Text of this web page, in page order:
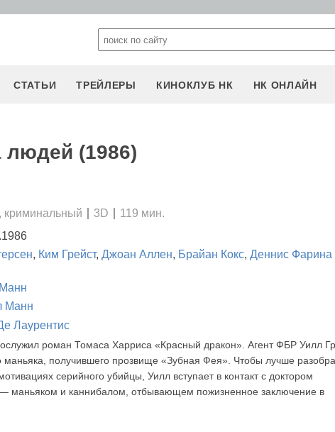
СТАТЬИ ТРЕЙЛЕРЫ КИНОКЛУБ НК НК ОНЛАЙН
людей (1986)
криминальный 3D
119 мин.
, Ким Грейст, Джоан Аллен, Брайан Кокс, Деннис Фарина
Манн
Лаурентис
роман Томаса Харриса «Красный дракон». Агент ФБР Уилл
маньяка, получившего прозвище «Зубная Фея». Чтобы лучше
серийного убийцы, Уилл вступает в контакт с доктором
маньяком и каннибалом, отбывающем пожизненное заключение в